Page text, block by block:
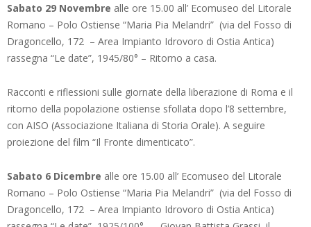
Sabato 29 Novembre alle ore 15.00 all’ Ecomuseo del Litorale
Romano – Polo Ostiense “Maria Pia Melandri” (via del Fosso di
Dragoncello, 172 – Area Impianto Idrovoro di Ostia Antica)
rassegna “Le date”, 1945/80° – Ritorno a casa.
Racconti e riflessioni sulle giornate della liberazione di Roma e il
ritorno della popolazione ostiense sfollata dopo l’8 settembre,
con AISO (Associazione Italiana di Storia Orale). A seguire
proiezione del film “Il Fronte dimenticato”.
Sabato 6 Dicembre alle ore 15.00 all’ Ecomuseo del Litorale
Romano – Polo Ostiense “Maria Pia Melandri” (via del Fosso di
Dragoncello, 172 – Area Impianto Idrovoro di Ostia Antica)